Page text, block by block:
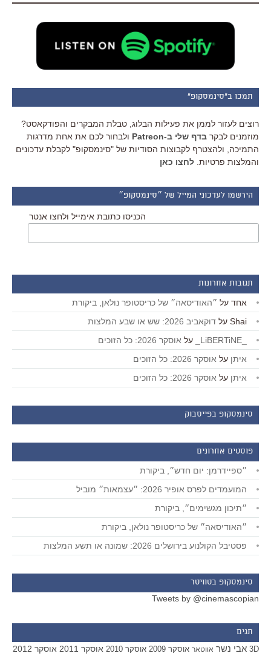
תמכו ב"סינמסקופ"
רוצים לעזור לממן את פעילות הבלוג, טבלת המבקרים והפודקאסט?
מוזמנים לבקר בדף שלי ב-Patreon
ולבחור לכם את אחת מדרגות
התמיכה, ולהצטרף לקבוצות הסודיות של "סינמסקופ" לקבלת עדכונים
והמלצות פרטיות. לחצו כאן
הירשמו לעדכוני המייל של ״סינמסקופ״
הכניסו כתובת אימייל ולחצו אנטר
תגובות אחרונות
אחד על ״האודיסאה״ של כריסטופר נולאן, ביקורת
Shai על דוקאביב 2026: שש או שבע המלצות
על אוסקר 2026: כל הזוכים
איתן על אוסקר 2026: כל הזוכים
איתן על אוסקר 2026: כל הזוכים
סינמסקופ בפייסבוק
פוסטים אחרונים
״ספיידרמן: יום חדש״, ביקורת
המועמדים לפרס אופיר 2026: ״עצמאות״ מוביל
״תיכון מגשימים״, ביקורת
״האודיסאה״ של כריסטופר נולאן, ביקורת
פסטיבל הקולנוע בירושלים 2026: שמונה או תשע המלצות
סינמסקופ בטוויטר
Tweets by @cinemascopian
תגים
3D אבי נשר אווטאר אוסקר 2009 אוסקר 2010 אוסקר 2011 אוסקר 2012